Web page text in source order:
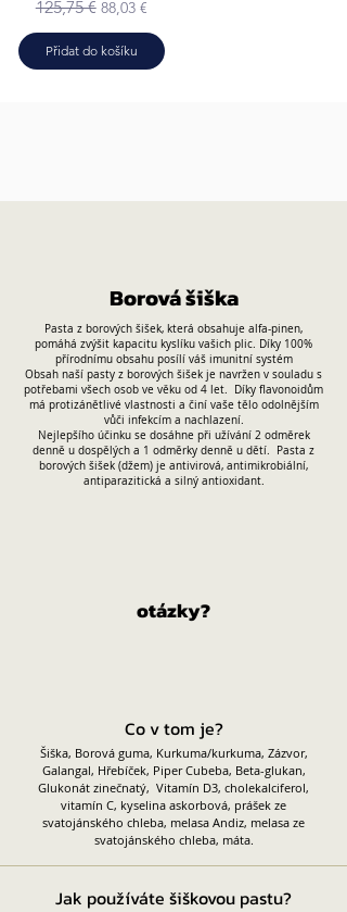
Běžná cena
125,75 € Zvýhodněná cena
88,03 €
Přidat do košíku
Borová šiška
Pasta z borových šišek, která obsahuje alfa-pinen,
pomáhá zvýšit kapacitu kyslíku vašich plic. Díky 100%
přírodnímu obsahu posílí váš imunitní systém
Obsah naší pasty z borových šišek je navržen v souladu s
potřebami všech osob ve věku od 4 let.
Díky flavonoidům
má protizánětlivé vlastnosti a činí vaše tělo odolnějším
vůči infekcím a nachlazení.
Nejlepšího účinku se dosáhne při užívání 2 odměrek
denně u dospělých a 1 odměrky denně u dětí.
Pasta z
borových šišek (džem) je antivirová, antimikrobiální,
antiparazitická a silný antioxidant.
otázky?​
Co v tom je?
Šiška, Borová guma, Kurkuma/kurkuma, Zázvor,
Galangal, Hřebíček, Piper Cubeba, Beta-glukan,
Glukonát zinečnatý, Vitamín D3, cholekalciferol,
vitamín C, kyselina askorbová, prášek ze
svatojánského chleba, melasa Andiz, melasa ze
svatojánského chleba, máta.
Jak používáte šiškovou pastu?